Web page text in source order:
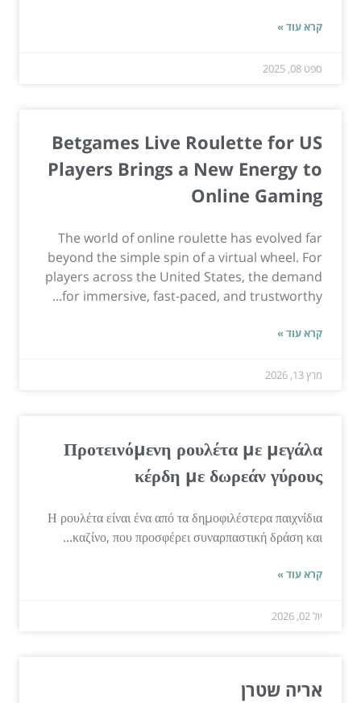
קרא עוד »
ספט 08, 2025
Betgames Live Roulette for US
Players Brings a New Energy to
Online Gaming
The world of online roulette has evolved far
beyond the simple spin of a virtual wheel. For
players across the United States, the demand
for immersive, fast-paced, and trustworthy...
קרא עוד »
מרץ 13, 2026
Προτεινόμενη ρουλέτα με μεγάλα
κέρδη με δωρεάν γύρους
Η ρουλέτα είναι ένα από τα δημοφιλέστερα παιχνίδια
καζίνο, που προσφέρει συναρπαστική δράση και...
קרא עוד »
יול 02, 2026
אריה שטרן